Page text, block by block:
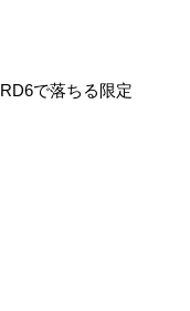
で落ちる限定